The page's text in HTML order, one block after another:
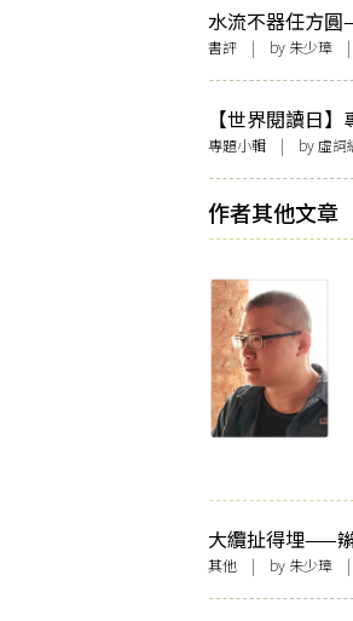
水流不器任方
書評 | by 朱少璋 |
【世界閱讀日
專題小輯 | by 虛詞
作者其他文章
大纜扯得埋——
其他 | by 朱少璋 |